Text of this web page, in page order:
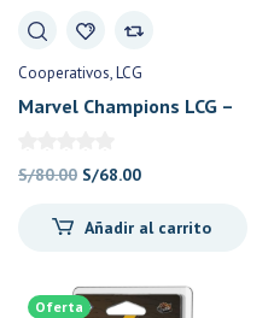
Cooperativos LCG
Marvel Champions LCG –
S/80.00 El
original
S/80.00.
S/68.00El
actual
S/68.00.
Añadir al carrito
Oferta